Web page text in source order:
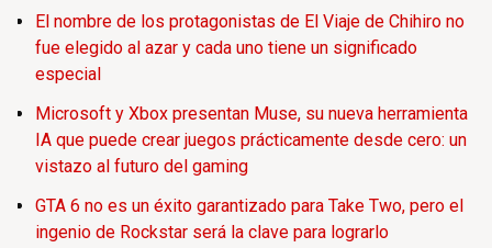
El nombre de los protagonistas de El Viaje de Chihiro no
fue elegido al azar y cada uno tiene un significado
especial
Microsoft y Xbox presentan Muse, su nueva herramienta
IA que puede crear juegos prácticamente desde cero: un
vistazo al futuro del gaming
GTA 6 no es un éxito garantizado para Take Two, pero el
ingenio de Rockstar será la clave para lograrlo